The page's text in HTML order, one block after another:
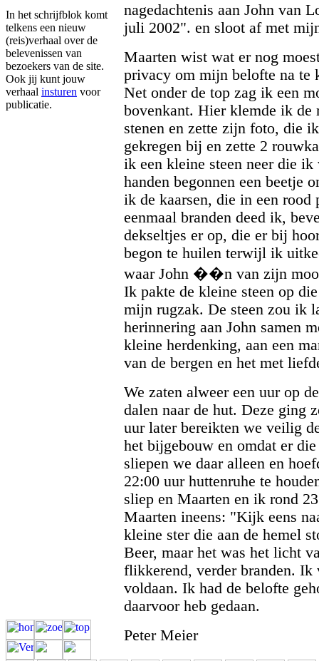
In het schrijfblok komt
telkens een nieuw
(reis)verhaal over de
belevenissen van
bezoekers van de site.
Ook jij kunt jouw
verhaal insturen voor
publicatie.
nagedachtenis aan John van
juli 2002". en sloot af met
Maarten wist wat er nog
privacy om mijn belofte na te
Net onder de top zag ik een
bovenkant. Hier klemde ik de
stenen en zette zijn foto, die
gekregen bij en zette 2
ik een kleine steen neer die
handen begonnen een beetje
ik de kaarsen, die in een rood
eenmaal branden deed ik,
dekseltjes er op, die er bij
begon te huilen terwijl ik
waar John ��n van zijn
Ik pakte de kleine steen op
mijn rugzak. De steen zou ik
herinnering aan John samen
kleine herdenking, aan een
van de bergen en het met
We zaten alweer een uur op
dalen naar de hut. Deze ging
uur later bereikten we veilig
het bijgebouw en omdat er
sliepen we daar alleen en
22:00 uur huttenruhe te
sliep en Maarten en ik rond
Maarten ineens: "Kijk eens
kleine ster die aan de hemel
Beer, maar het was het licht
flikkerend, verder branden. Ik
voldaan. Ik had de belofte
daarvoor heb gedaan.
Peter Meier